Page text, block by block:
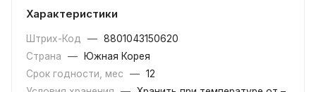
Характеристики
Штрих-Код — 8801043150620
Страна
—
Южная Корея
Срок годности, мес
— 12